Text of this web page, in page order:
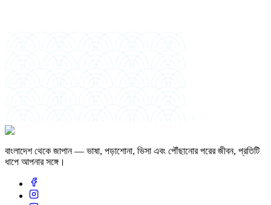
বাংলাদেশ থেকে জাপান — ভাষা, পড়াশোনা, ভিসা এবং পৌঁছানোর পরের জীবন, প্রতিটি
ধাপে আপনার সঙ্গে।